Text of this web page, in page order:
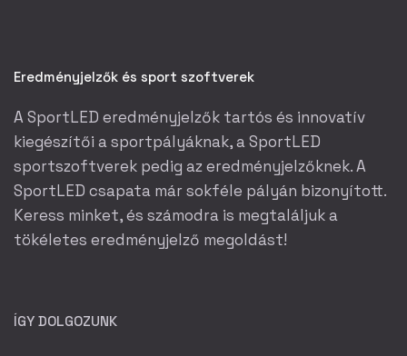
Eredményjelzők és sport szoftverek
A SportLED eredményjelzők tartós és innovatív
kiegészítői a sportpályáknak, a SportLED
sportszoftverek pedig az eredményjelzőknek. A
SportLED csapata már sokféle pályán bizonyított.
Keress minket, és számodra is megtaláljuk a
tökéletes eredményjelző megoldást!
ÍGY DOLGOZUNK